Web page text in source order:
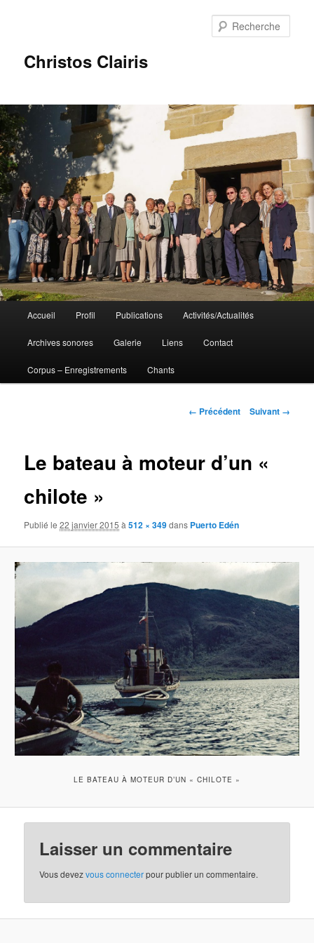
Christos Clairis
principal
Aller
au
contenu
Accueil Profil Publications Activités/Actualités
Archives sonores Galerie Liens Contact
Corpus – Enregistrements Chants
Navigation
← Précédent Suivant →
Le bateau à moteur d’un «
chilote »
Publié le22 janvier 2015 à512 × 349dans Puerto Edén
LE BATEAU À MOTEUR D’UN « CHILOTE »
Laisser un commentaire
Vous devezvous connecterpour publier un commentaire.